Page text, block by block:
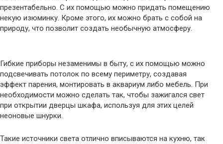
презентабельно. С их помощью можно придать помещению
некую изюминку. Кроме этого, их можно брать с собой на
природу, что позволит создать необычную атмосферу.
Гибкие приборы незаменимы в быту, с их помощью можно
подсвечивать потолок по всему периметру, создавая
эффект парения, монтировать в аквариум либо мебель. При
необходимости можно сделать так, чтобы зажигался свет
при открытии дверцы шкафа, используя для этих целей
неоновые шнурки.
Такие источники света отлично вписываются на кухню, так